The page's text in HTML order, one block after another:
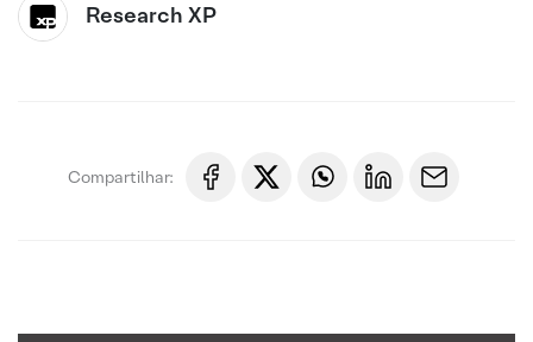
Research XP
Compartilhar: